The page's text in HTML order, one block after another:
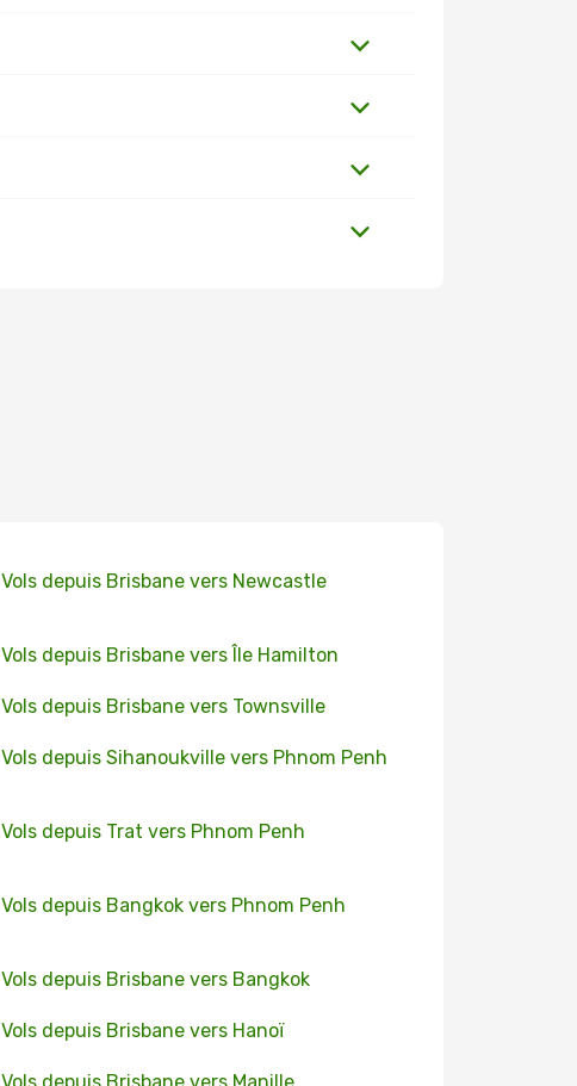
Vols depuis Brisbane vers Newcastle
Vols depuis Brisbane vers Île Hamilton
Vols depuis Brisbane vers Townsville
Vols depuis Sihanoukville vers Phnom Penh
Vols depuis Trat vers Phnom Penh
Vols depuis Bangkok vers Phnom Penh
Vols depuis Brisbane vers Bangkok
Vols depuis Brisbane vers Hanoï